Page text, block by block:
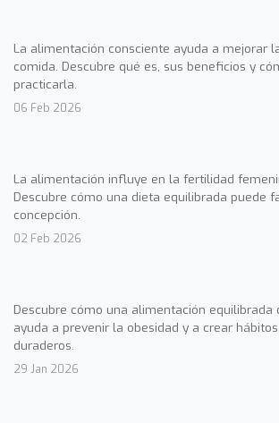
La alimentación consciente ayuda a mejorar
comida. Descubre qué es, sus beneficios y
practicarla.
06 Feb 2026
La alimentación influye en la fertilidad
Descubre cómo una dieta equilibrada puede
concepción.
02 Feb 2026
Descubre cómo una alimentación equilibrada
ayuda a prevenir la obesidad y a crear
duraderos.
29 Jan 2026